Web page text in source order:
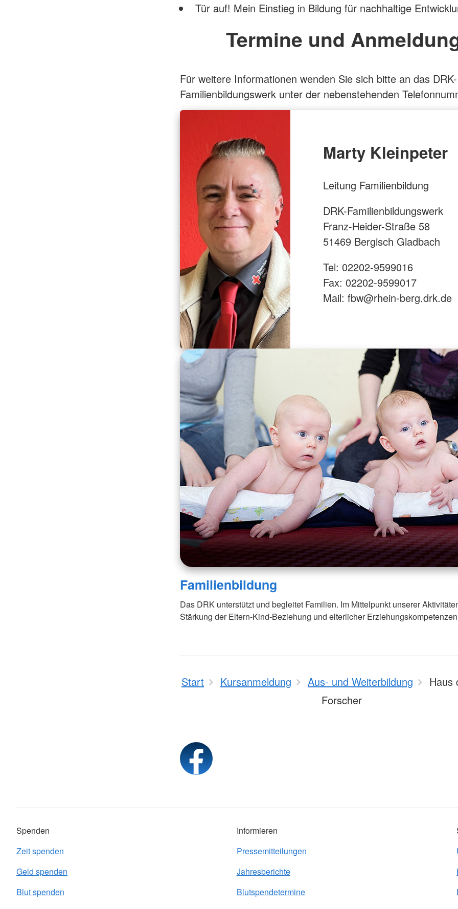
Tür auf! Mein Einstieg in Bildung für nachhaltige
Termine und
Für weitere Informationen wenden Sie sich bitte an das DRK-
Familienbildungswerk unter der nebenstehenden
Marty Kleinpeter
Leitung Familienbildung
DRK-Familienbildungswerk
Franz-Heider-Straße 58
51469 Bergisch Gladbach
Tel: 02202-9599016
Fax: 02202-9599017
Mail: fbw@rhein-berg.drk.de
Familienbildung
Das DRK unterstützt und begleitet Familien. Im Mittelpunkt unserer
Stärkung der Eltern-Kind-Beziehung und elterlicher
Start Kursanmeldung Aus- und Weiterbildung
Haus
Forscher
Spenden
Zeit spenden
Geld spenden
Blut spenden
Informieren
Pressemitteilungen
Jahresberichte
Blutspendetermine